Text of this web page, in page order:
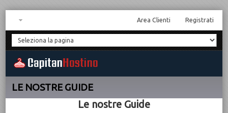
Area Clienti Registrati
LE NOSTRE GUIDE
Le nostre Guide